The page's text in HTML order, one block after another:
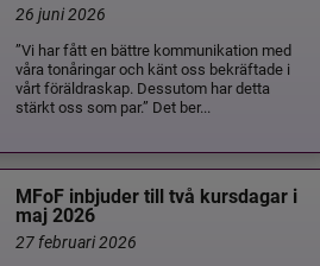
26 juni 2026
”Vi har fått en bättre kommunikation med
våra tonåringar och känt oss bekräftade i
vårt föräldraskap. Dessutom har detta
stärkt oss som par.” Det ber...
MFoF inbjuder till två kursdagar i
maj 2026
27 februari 2026